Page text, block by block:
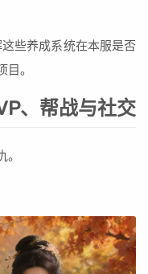
这些养成系统在本服是否
。
、帮战与社交